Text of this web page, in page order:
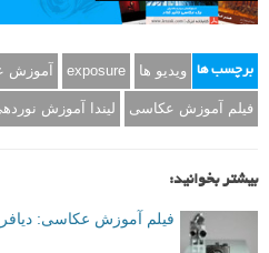
برچسب ها ویدیو ها exposure آموزش
فیلم آموزش عکاسی لیندا آموزش
بیشتر بخوانید:
فیلم آموزش عکاسی: